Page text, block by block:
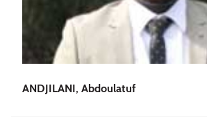
ANDJILANI, Abdoulatuf